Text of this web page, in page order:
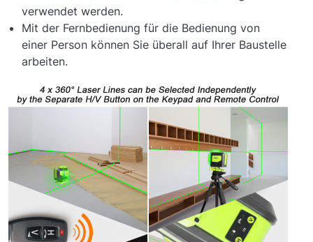
verwendet werden.
Mit der Fernbedienung für die Bedienung von
einer Person können Sie überall auf Ihrer Baustelle
arbeiten.